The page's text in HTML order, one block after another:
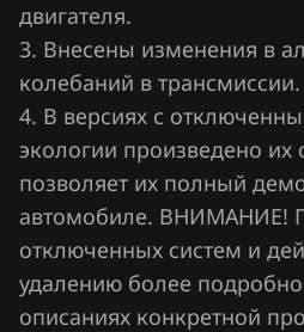
Jaecoo
Jaguar
Jeep
Jetour
Kaiyi
Kia
King Long
двигателя.
3. Внесены изменения в
колебаний в трансмиссии.
4. В версиях с
экологии произведено их
позволяет их полный
автомобиле. ВНИМАНИЕ!
отключенных систем и
удалению более
описаниях конкретной